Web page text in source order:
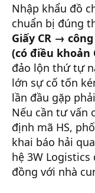
Nhập khẩu đồ
chuẩn bị đúng
Giấy CR →
(có điều
đảo lộn thứ tự
lớn sự cố tốn
lần đầu gặp
Nếu cần tư vấn
định mã HS,
khai báo hải
hệ 3W
đồng với nhà